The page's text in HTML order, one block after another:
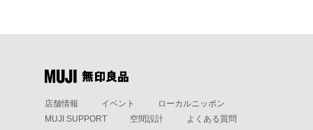
店舗情報 イベント
ローカルニッポン
MUJI SUPPORT
空間設計 よくある質問